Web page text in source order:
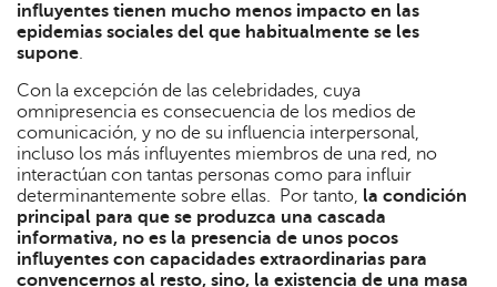
influyentes tienen mucho menos impacto en las
epidemias sociales del que habitualmente se les
supone.
Con la excepción de las celebridades, cuya
omnipresencia es consecuencia de los medios de
comunicación, y no de su influencia interpersonal,
incluso los más influyentes miembros de una red, no
interactúan con tantas personas como para influir
determinantemente sobre ellas. Por tanto, la condición
principal para que se produzca una cascada
informativa, no es la presencia de unos pocos
influyentes con capacidades extraordinarias para
convencernos al resto, sino, la existencia de una masa